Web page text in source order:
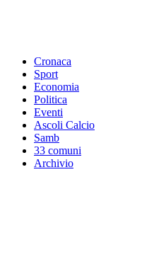
Cronaca
Sport
Economia
Politica
Eventi
Ascoli Calcio
Samb
33 comuni
Archivio